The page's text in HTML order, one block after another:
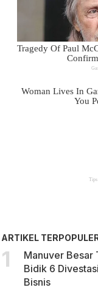
ARTIKEL
Manuver Besar
Bidik 6
Bisnis